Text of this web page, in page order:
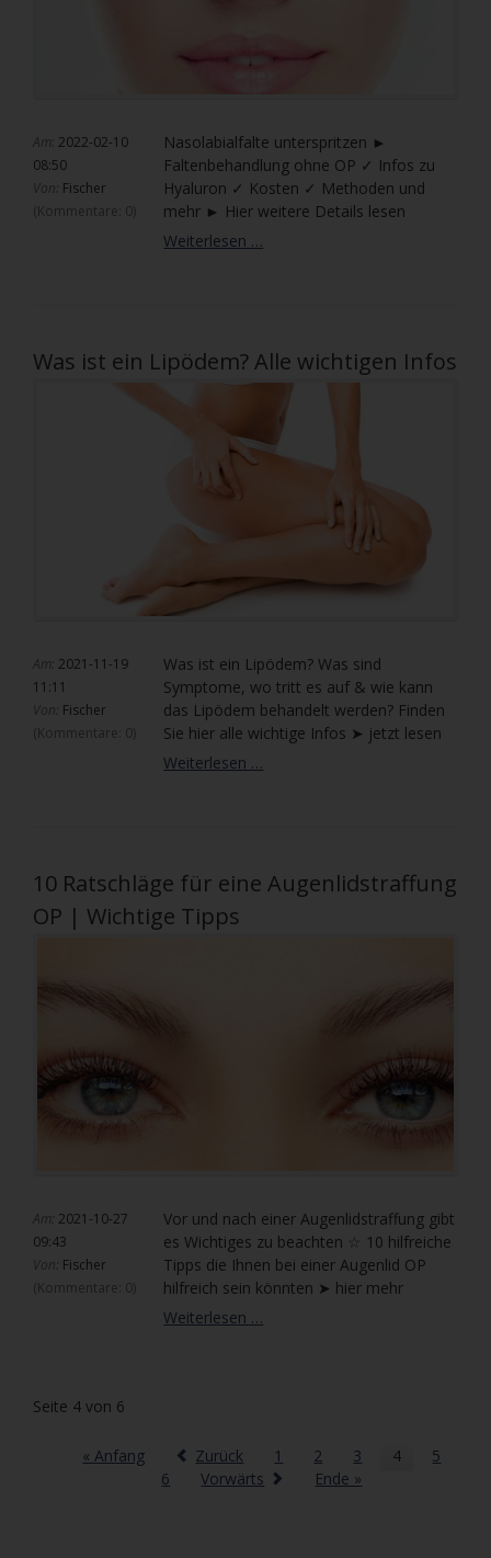
Am: 2022-02-10
08:50
Von: Fischer
(Kommentare: 0)
Nasolabialfalte unterspritzen ►
Faltenbehandlung ohne OP ✓ Infos zu
Hyaluron ✓ Kosten ✓ Methoden und
mehr ► Hier weitere Details lesen
Weiterlesen …
ohne
OP
Was ist ein Lipödem? Alle wichtigen Infos
Am: 2021-11-19
11:11
Von: Fischer
(Kommentare: 0)
Was ist ein Lipödem? Was sind
Symptome, wo tritt es auf & wie kann
das Lipödem behandelt werden? Finden
Sie hier alle wichtige Infos ➤ jetzt lesen
Weiterlesen …
wichtigen
Infos
10 Ratschläge für eine Augenlidstraffung
OP | Wichtige Tipps
Am: 2021-10-27
09:43
Von: Fischer
(Kommentare: 0)
Vor und nach einer Augenlidstraffung gibt
es Wichtiges zu beachten ☆ 10 hilfreiche
Tipps die Ihnen bei einer Augenlid OP
hilfreich sein könnten ➤ hier mehr
Weiterlesen …
Wichtige
Seite 4 von 6
« Anfang Zurück 1 2 3 4
5
6
Vorwärts Ende »